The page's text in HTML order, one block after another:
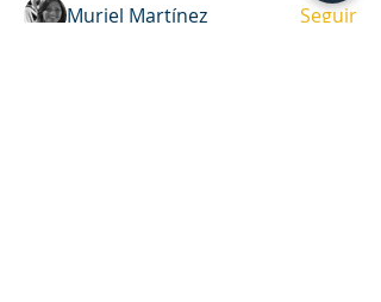
Muriel Martínez
Seguir